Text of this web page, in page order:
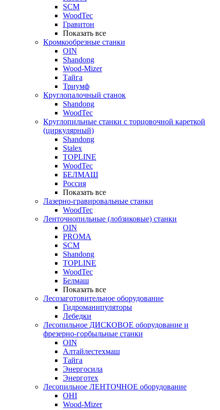
SCM
WoodTec
Гравитон
Показать все
Кромкообрезные станки
OIN
Shandong
Wood-Mizer
Тайга
Триумф
Круглопалочный станок
Shandong
WoodTec
Круглопильные станки с торцовочной кареткой
(циркулярный)
Shandong
Stalex
TOPLINE
WoodTec
БЕЛМАШ
Россия
Показать все
Лазерно-гравировальные станки
WoodTec
Ленточнопильные (лобзиковые) станки
OIN
PROMA
SCM
Shandong
TOPLINE
WoodTec
Белмаш
Показать все
Лесозаготовительное оборудование
Гидроманипуляторы
Лебедки
Лесопильное ДИСКОВОЕ оборудование и
фрезерно-горбыльные станки
OIN
Алтайлестехмаш
Тайга
Энергосила
Энерготех
Лесопильное ЛЕНТОЧНОЕ оборудование
OHI
Wood-Mizer